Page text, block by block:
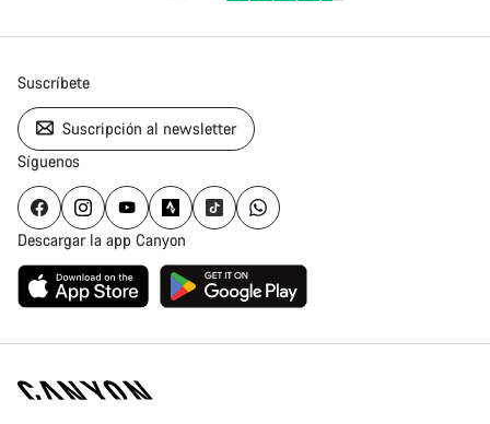
Suscríbete
Suscripción al newsletter
Síguenos
Descargar la app Canyon